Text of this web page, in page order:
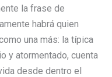
la frase de
habrá quien
una más: la típica
y atormentado, cuenta
desde dentro el